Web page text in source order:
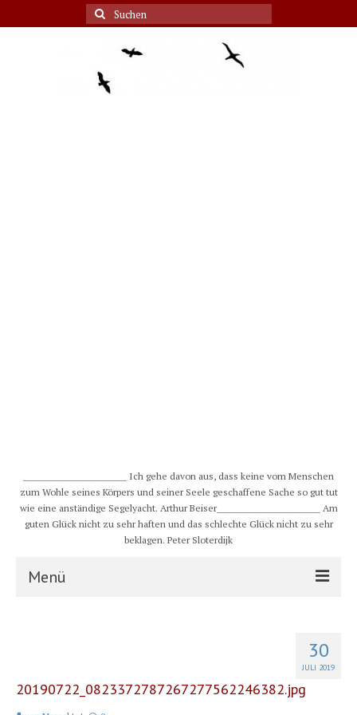
Suche
nach:
__________________________ Ich gehe davon aus, dass keine vom Menschen
zum Wohle seines Körpers und seiner Seele geschaffene Sache so gut tut
wie eine anständige Segelyacht. Arthur Beiser__________________________ Am
guten Glück nicht zu sehr haften und das schlechte Glück nicht zu sehr
beklagen. Peter Sloterdijk
Menü
Crew
30
JULI 2019
20190722_0823372787267277562246382.jpg